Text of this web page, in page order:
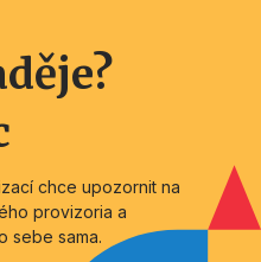
chce upozornit na
provizoria a
sebe sama.